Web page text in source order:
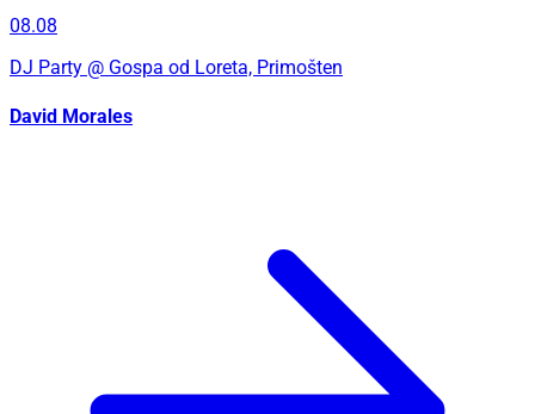
08.08
DJ Party @ Gospa od Loreta, Primošten
David Morales